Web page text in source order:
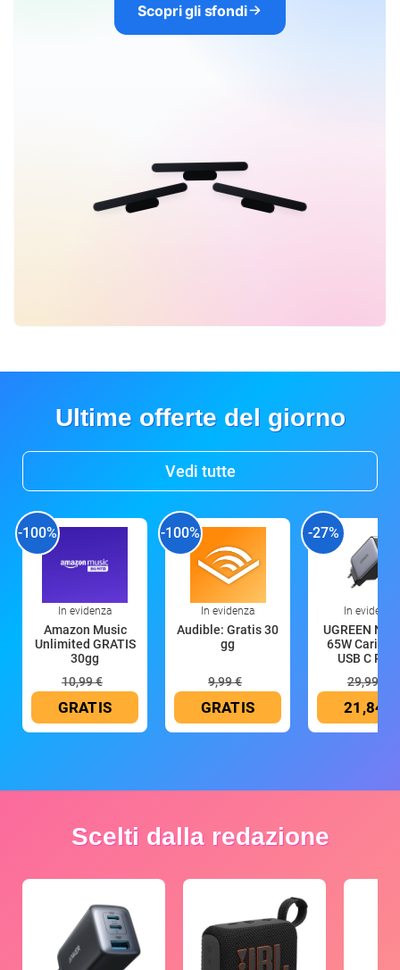
Scopri gli sfondi
Ultime offerte del giorno
Vedi tutte
-100%
In evidenza
Amazon Music
Unlimited GRATIS
30gg
10,99 €
GRATIS
-100%
In evidenza
Audible: Gratis 30
gg
9,99 €
GRATIS
-27%
In evidenza
UGREEN
65W
USB C
29,99 €
21,84 €
Scelti dalla redazione